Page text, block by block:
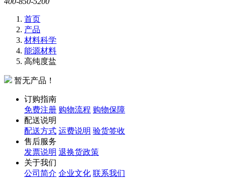
首页
产品
材料科学
能源材料
高纯度盐
暂无产品！
订购指南
免费注册 购物流程 购物保障
配送说明
配送方式 运费说明 验货签收
售后服务
发票说明 退换货政策
关于我们
公司简介 企业文化 联系我们